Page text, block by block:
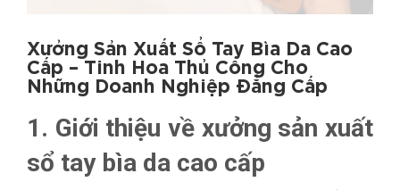
Xưởng Sản Xuất Sổ Tay Bìa Da Cao
Cấp – Tinh Hoa Thủ Công Cho
Những Doanh Nghiệp Đẳng Cấp
1. Giới thiệu về xưởng sản xuất
sổ tay bìa da cao cấp